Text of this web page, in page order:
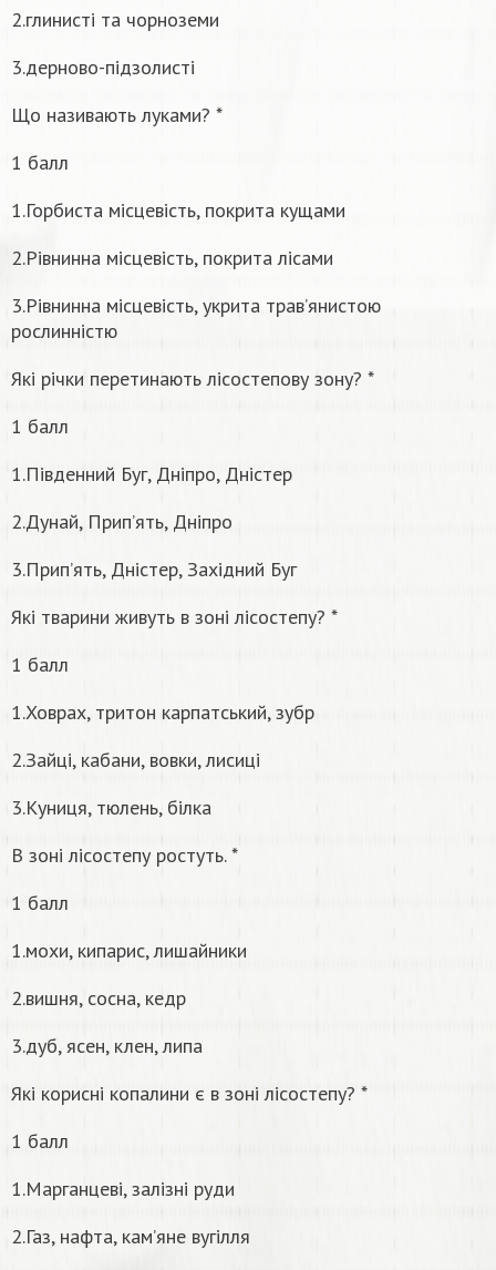
2.глинисті та чорноземи
3.дерново-підзолисті
Що називають луками? *
1 балл
1.Горбиста місцевість, покрита кущами
2.Рівнинна місцевість, покрита лісами
3.Рівнинна місцевість, укрита трав’янистою
рослинністю
Які річки перетинають лісостепову зону? *
1 балл
1.Південний Буг, Дніпро, Дністер
2.Дунай, Прип’ять, Дніпро
3.Прип’ять, Дністер, Західний Буг
Які тварини живуть в зоні лісостепу? *
1 балл
1.Ховрах, тритон карпатський, зубр
2.Зайці, кабани, вовки, лисиці
3.Куниця, тюлень, білка
В зоні лісостепу ростуть. *
1 балл
1.мохи, кипарис, лишайники
2.вишня, сосна, кедр
3.дуб, ясен, клен, липа
Які корисні копалини є в зоні лісостепу? *
1 балл
1.Марганцеві, залізні руди
2.Газ, нафта, кам’яне вугілля